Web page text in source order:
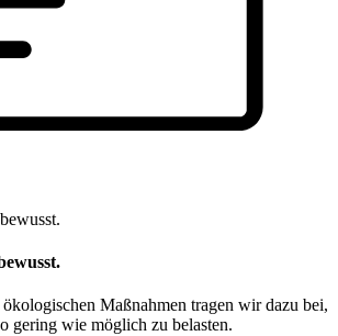
Maßnahmen tragen wir dazu bei,
gering wie möglich zu belasten.